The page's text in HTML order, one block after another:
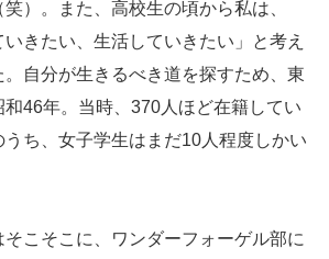
）。また、高校生の頃から私は、
いきたい、生活していきたい」と考え
自分が生きるべき道を探すため、東
46年。当時、370人ほど在籍してい
ち、女子学生はまだ10人程度しかい
こそこに、ワンダーフォーゲル部に